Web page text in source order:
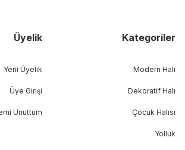
Üyelik
Yeni Üyelik
Üye Girişi
Unuttum
Kategoriler
Modern Halı
Dekoratif Halı
Çocuk Halısı
Yolluk